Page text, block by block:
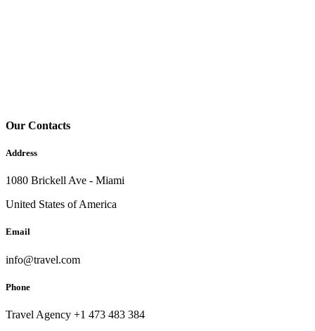
Our Contacts
Address
1080 Brickell Ave - Miami
United States of America
Email
info@travel.com
Phone
Travel Agency +1 473 483 384